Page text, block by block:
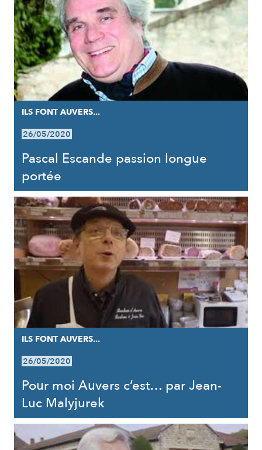
ILS FONT AUVERS...
26/05/2020
Pascal Escande passion longue
portée
ILS FONT AUVERS...
26/05/2020
Pour moi Auvers c’est… par Jean-
Luc Malyjurek